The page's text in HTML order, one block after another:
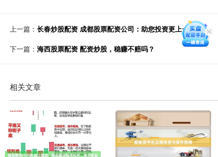
上一篇： 长春炒股配资 成都股票配资公司：助您投资更上一层楼
下一篇： 海西股票配资 配资炒股，稳赚不赔吗？
相关文章